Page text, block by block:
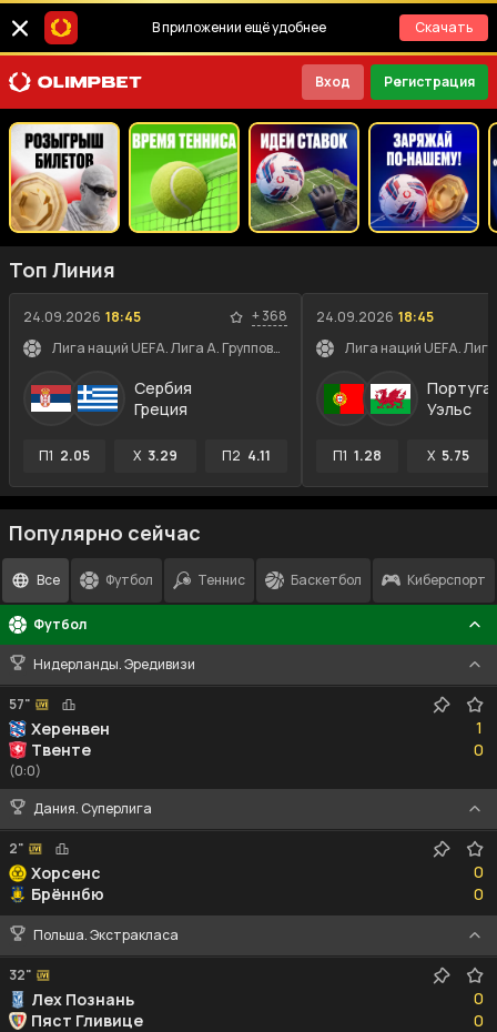
В приложении ещё удобнее Скачать
Вход Регистрация
Топ Линия
24.09.2026 18:45 +368
Лига наций UEFA. Лига A. Групповой этап
Сербия
Греция
П1 2.05 X 3.29 П2 4.11
24.09.2026 18:45
Уэльс
П1 1.28 X 5.75
Популярно сейчас
Все Футбол Теннис Баскетбол Киберспорт
Футбол
Нидерланды. Эредивизи
57"
Херенвен
Твенте
1
10
0
(0:0)
Дания. Суперлига
2"
Хорсенс
Брённбю
0
0
0
0
Польша. Экстракласа
32"
Лех Познань
Пяст Гливице
0
0
0
0